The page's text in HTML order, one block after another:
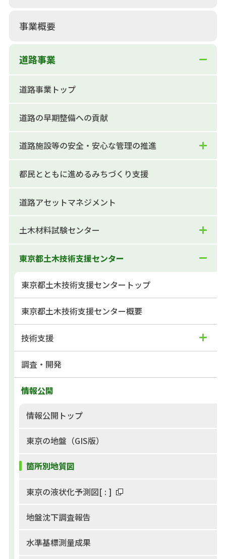
事業概要
道路事業
道路事業トップ
道路の早期整備への貢献
道路施設等の安全・安心な管理の推進
都民とともに進めるみちづくり支援
道路アセットマネジメント
土木材料試験センター
東京都土木技術支援センター
東京都土木技術支援センタートップ
東京都土木技術支援センター概要
技術支援
調査・開発
情報公開
情報公開トップ
東京の地盤（GIS版）
箇所別地質図
東京の液状化予測図[ : ]
地盤沈下調査報告
水準基標測量成果